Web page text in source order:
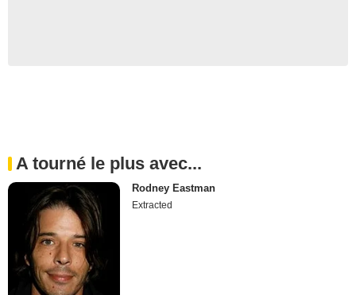
A tourné le plus avec...
Rodney Eastman
Extracted